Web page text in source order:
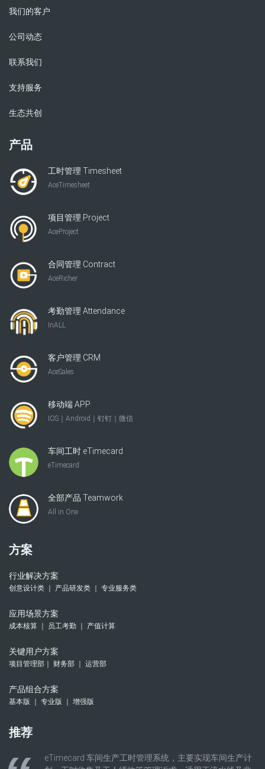
我们的客户
公司动态
联系我们
支持服务
生态共创
产品
工时管理 Timesheet
AceTimesheet
项目管理 Project
AceProject
合同管理 Contract
AceRicher
考勤管理 Attendance
InALL
客户管理 CRM
AceSales
移动端 APP
IOS｜Android｜钉钉｜微信
车间工时 eTimecard
eTimecard
全部产品 Teamwork
All in One
方案
行业解决方案
创意设计类 ｜ 产品研发类 ｜ 专业服务类
应用场景方案
成本核算 ｜ 员工考勤 ｜ 产值计算
关键用户方案
项目管理部｜ 财务部 ｜ 运营部
产品组合方案
基本版 ｜ 专业版 ｜ 增强版
推荐
eTimecard 车间生产工时管理系统，主要实现车间生产计